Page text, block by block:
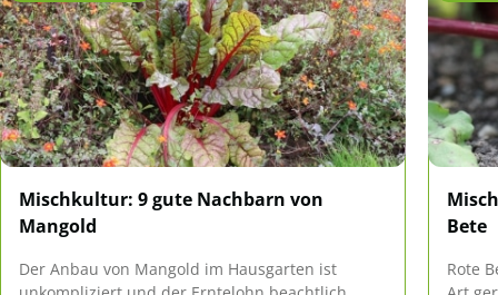
Mischkultur: 9 gute Nachbarn von
Mangold
Der Anbau von Mangold im Hausgarten ist
Bete
Rote